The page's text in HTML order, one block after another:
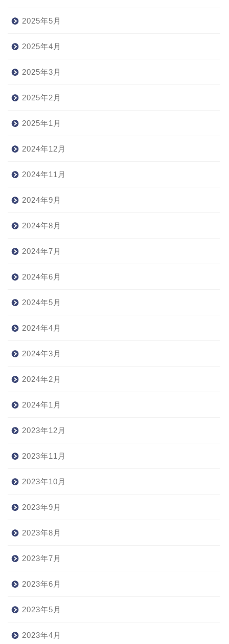
2025年5月
2025年4月
2025年3月
2025年2月
2025年1月
2024年12月
2024年11月
2024年9月
2024年8月
2024年7月
2024年6月
2024年5月
2024年4月
2024年3月
2024年2月
2024年1月
2023年12月
2023年11月
2023年10月
2023年9月
2023年8月
2023年7月
2023年6月
2023年5月
2023年4月